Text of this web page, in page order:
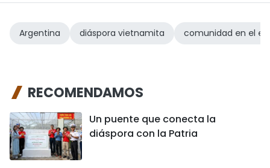
Argentina diáspora vietnamita comunidad en el
RECOMENDAMOS
Un puente que conecta la
diáspora con la Patria